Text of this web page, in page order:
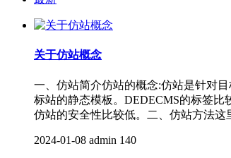
关于仿站概念
一、仿站简介仿站的概念:仿站是针对
标站的静态模板。DEDECMS的标签比
仿站的安全性比较低。二、仿站方法
2024-01-08 admin 140